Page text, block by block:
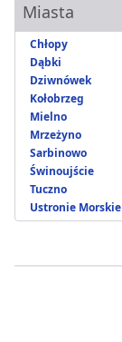
Miasta
Chłopy
Dąbki
Dziwnówek
Kołobrzeg
Mielno
Mrzeżyno
Sarbinowo
Świnoujście
Tuczno
Ustronie Morskie